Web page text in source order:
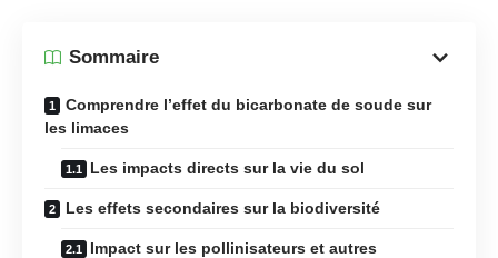
Sommaire
Comprendre l’effet du bicarbonate de soude sur
les limaces
Les impacts directs sur la vie du sol
Les effets secondaires sur la biodiversité
Impact sur les pollinisateurs et autres